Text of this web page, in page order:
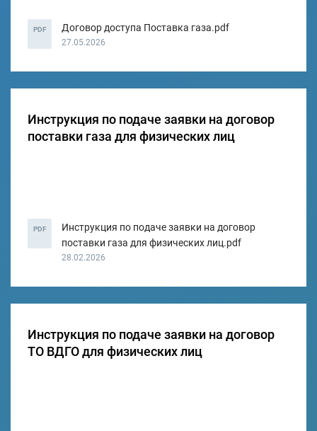
PDF Договор доступа Поставка газа.pdf
27.05.2026
Инструкция по подаче заявки на договор
поставки газа для физических лиц
PDF
Инструкция по подаче заявки на договор
поставки газа для физических лиц.pdf
28.02.2026
Инструкция по подаче заявки на договор
ТО ВДГО для физических лиц